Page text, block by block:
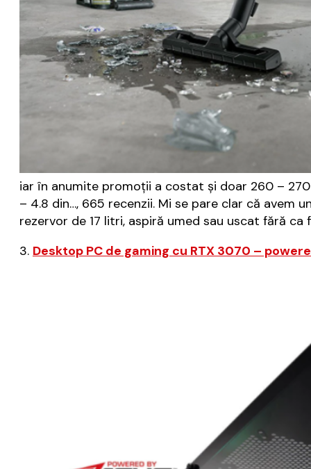
iar în anumite promoții a costat și doar 260 –
– 4.8 din…, 665 recenzii. Mi se pare clar că avem
rezervor de 17 litri, aspiră umed sau uscat fără
3. Desktop PC de gaming cu RTX 3070 –